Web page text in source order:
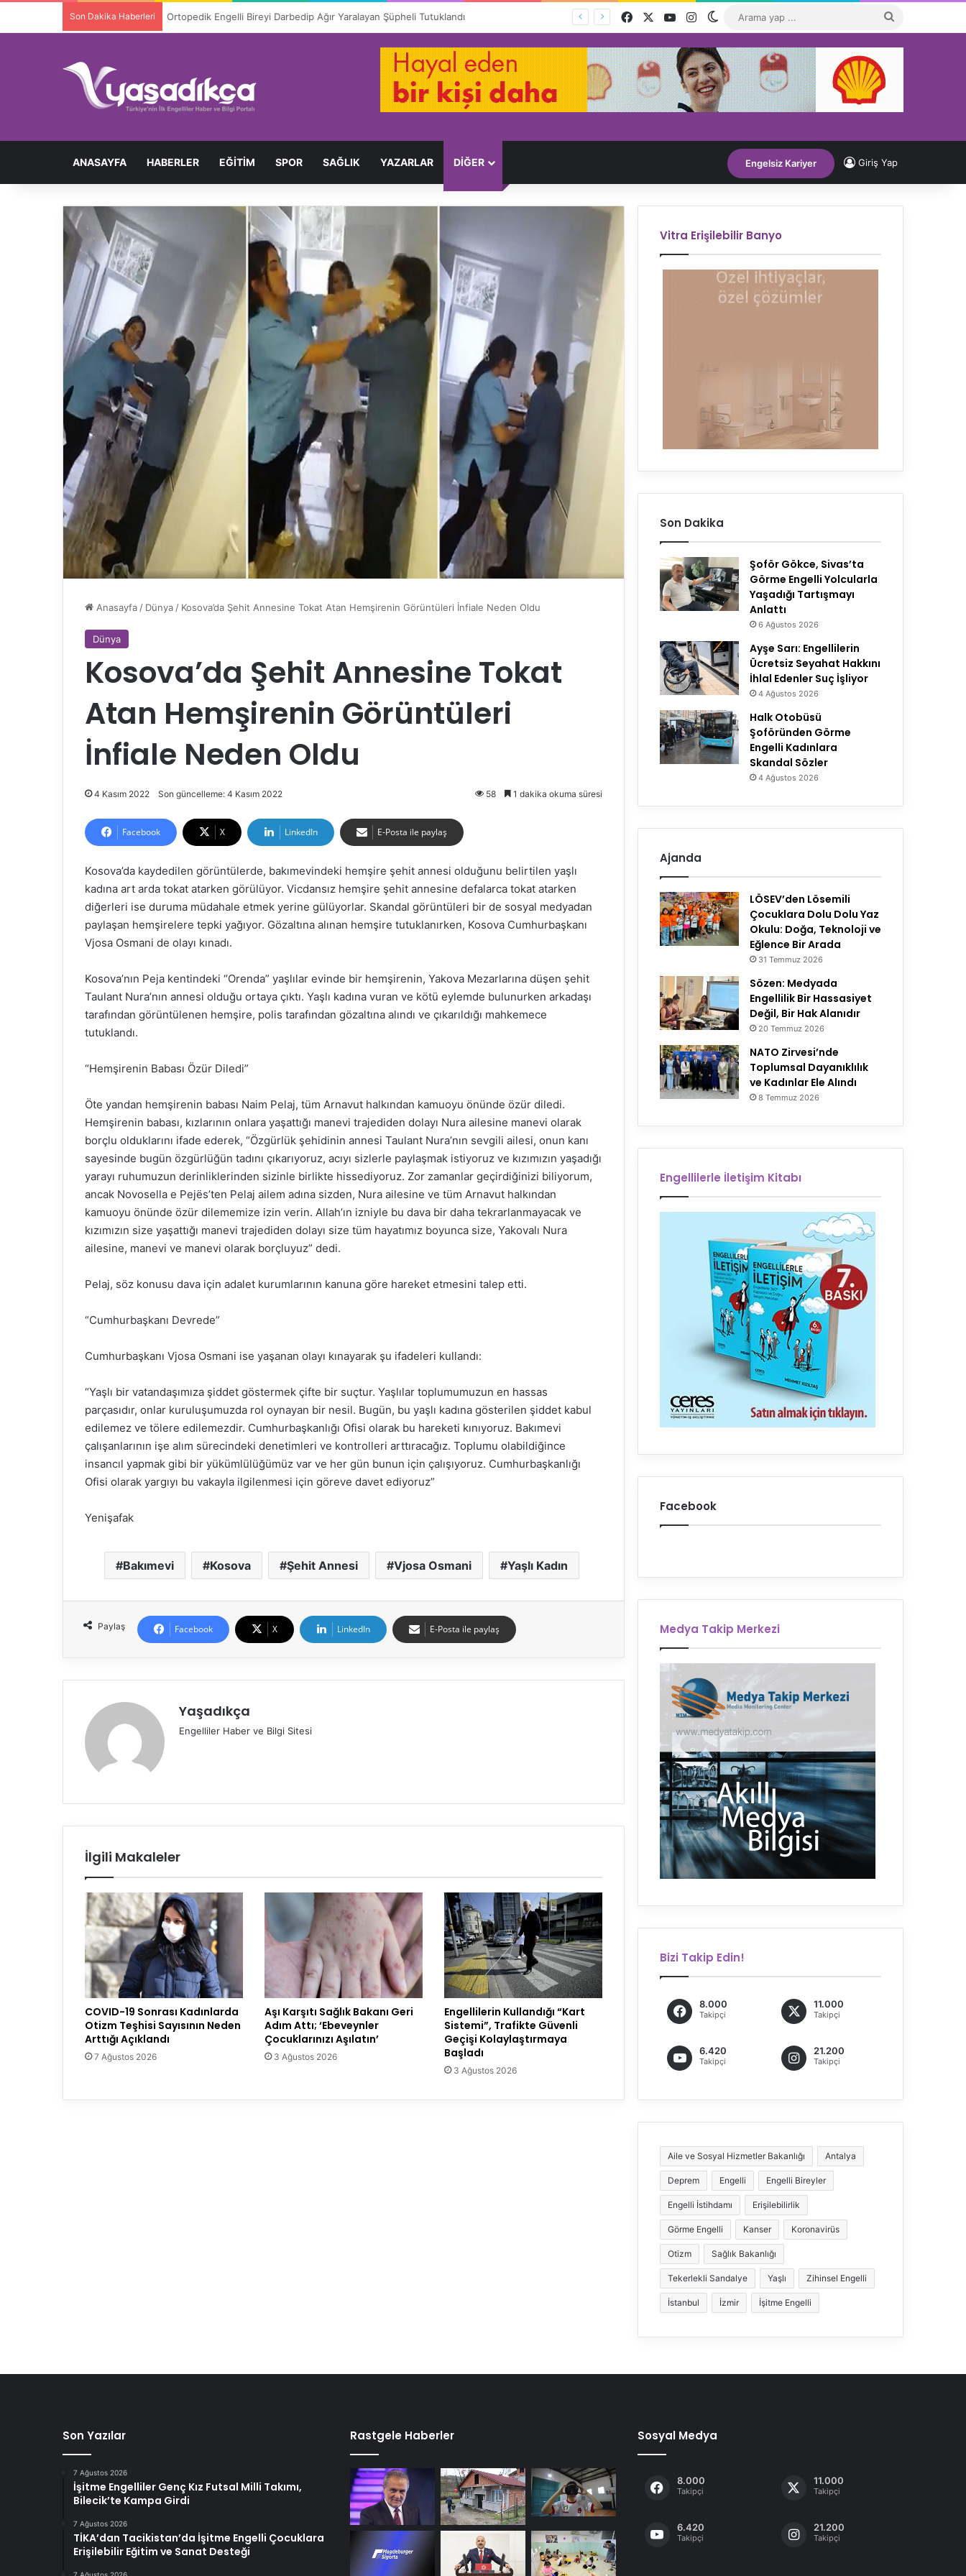
Son Dakika Haberleri Ortopedik Engelli Bireyi Darbedip Ağır Yaralayan Şüpheli Tutuklandı Facebook YouTubeInstagramDış görünümü değiştir
...
ANASAYFA HABERLER EĞITIM SPOR SAĞLIK YAZARLAR DİĞER Engelsiz Kariyer Giriş Yap
Anasayfa/ Dünya/ Kosova’da Şehit Annesine Tokat Atan Hemşirenin Görüntüleri İnfiale Neden Oldu
Dünya
Kosova’da Şehit Annesine Tokat
Atan Hemşirenin Görüntüleri
İnfiale Neden Oldu
4 Kasım 2022 Son güncelleme: 4 Kasım 2022 58 1 dakika okuma süresi
Facebook X LinkedIn E-Posta ile paylaş
Kosova’da kaydedilen görüntülerde, bakımevindeki hemşire şehit annesi olduğunu belirtilen yaşlı
kadına art arda tokat atarken görülüyor. Vicdansız hemşire şehit annesine defalarca tokat atarken
diğerleri ise duruma müdahale etmek yerine gülüyorlar. Skandal görüntüleri bir de sosyal medyadan
paylaşan hemşirelere tepki yağıyor. Gözaltına alınan hemşire tutuklanırken, Kosova Cumhurbaşkanı
Vjosa Osmani de olayı kınadı.
Kosova’nın Peja kentindeki “Orenda” yaşlılar evinde bir hemşirenin, Yakova Mezarlarına düşen şehit
Taulant Nura’nın annesi olduğu ortaya çıktı. Yaşlı kadına vuran ve kötü eylemde bulunurken arkadaşı
tarafından görüntülenen hemşire, polis tarafından gözaltına alındı ve çıkarıldığı mahkemece
tutuklandı.
“Hemşirenin Babası Özür Diledi”
Öte yandan hemşirenin babası Naim Pelaj, tüm Arnavut halkından kamuoyu önünde özür diledi.
Hemşirenin babası, kızlarının onlara yaşattığı manevi trajediden dolayı Nura ailesine manevi olarak
borçlu olduklarını ifade ederek, “Özgürlük şehidinin annesi Taulant Nura’nın sevgili ailesi, onun kanı
sayesinde bugün özgürlüğün tadını çıkarıyoruz, acıyı sizlerle paylaşmak istiyoruz ve kızımızın yaşadığı
yarayı ruhumuzun derinliklerinden sizinle birlikte hissediyoruz. Zor zamanlar geçirdiğinizi biliyorum,
ancak Novosella e Pejës’ten Pelaj ailem adına sizden, Nura ailesine ve tüm Arnavut halkından
kamuoyu önünde özür dilememize izin verin. Allah’ın izniyle bu dava bir daha tekrarlanmayacak ve
kızımızın size yaşattığı manevi trajediden dolayı size tüm hayatımız boyunca size, Yakovalı Nura
ailesine, manevi ve manevi olarak borçluyuz” dedi.
Pelaj, söz konusu dava için adalet kurumlarının kanuna göre hareket etmesini talep etti.
“Cumhurbaşkanı Devrede”
Cumhurbaşkanı Vjosa Osmani ise yaşanan olayı kınayarak şu ifadeleri kullandı:
“Yaşlı bir vatandaşımıza şiddet göstermek çifte bir suçtur. Yaşlılar toplumumuzun en hassas
parçasıdır, onlar kuruluşumuzda rol oynayan bir nesil. Bugün, bu yaşlı kadına gösterilen şiddet kabul
edilemez ve tölere edilemezdir. Cumhurbaşkanlığı Ofisi olarak bu hareketi kınıyoruz. Bakımevi
çalışanlarının işe alım sürecindeki denetimleri ve kontrolleri arttıracağız. Toplumu olabildiğince
insancıl yapmak gibi bir yükümlülüğümüz var ve her gün bunun için çalışıyoruz. Cumhurbaşkanlığı
Ofisi olarak yargıyı bu vakayla ilgilenmesi için göreve davet ediyoruz”
Yenişafak
Bakımevi Kosova Şehit Annesi Vjosa Osmani Yaşlı Kadın
Paylaş Facebook X LinkedIn E-Posta ile paylaş
Yaşadıkça
Engelliler Haber ve Bilgi Sitesi
İlgili Makaleler
COVID-19 Sonrası Kadınlarda
Otizm Teşhisi Sayısının Neden
Arttığı Açıklandı
7 Ağustos 2026
Aşı Karşıtı Sağlık Bakanı Geri
Adım Attı; ‘Ebeveynler
Çocuklarınızı Aşılatın’
3 Ağustos 2026
Engellilerin Kullandığı “Kart
Sistemi”, Trafikte Güvenli
Geçişi Kolaylaştırmaya
Başladı
3 Ağustos 2026
Vitra Erişilebilir Banyo
Son Dakika
Şoför Gökce, Sivas’ta
Görme Engelli Yolcularla
Yaşadığı Tartışmayı
Anlattı
6 Ağustos 2026
Ayşe Sarı: Engellilerin
Ücretsiz Seyahat Hakkını
İhlal Edenler Suç İşliyor
4 Ağustos 2026
Halk Otobüsü
Şoföründen Görme
Engelli Kadınlara
Skandal Sözler
4 Ağustos 2026
Ajanda
LÖSEV’den Lösemili
Çocuklara Dolu Dolu Yaz
Okulu: Doğa, Teknoloji ve
Eğlence Bir Arada
31 Temmuz 2026
Sözen: Medyada
Engellilik Bir Hassasiyet
Değil, Bir Hak Alanıdır
20 Temmuz 2026
NATO Zirvesi’nde
Toplumsal Dayanıklılık
ve Kadınlar Ele Alındı
8 Temmuz 2026
Engellilerle İletişim Kitabı
Facebook
Medya Takip Merkezi
Bizi Takip Edin!
8.000
Takipçi
11.000
Takipçi
6.420
Takipçi
21.200
Takipçi
Aile ve Sosyal Hizmetler Bakanlığı Antalya
Deprem Engelli Engelli Bireyler
Engelli İstihdamı Erişilebilirlik
Görme Engelli Kanser Koronavirüs
Otizm Sağlık Bakanlığı
Tekerlekli Sandalye Yaşlı Zihinsel Engelli
İstanbul İzmir İşitme Engelli
Son Yazılar
7 Ağustos 2026
İşitme Engelliler Genç Kız Futsal Milli Takımı,
Bilecik’te Kampa Girdi
7 Ağustos 2026
TİKA’dan Tacikistan’da İşitme Engelli Çocuklara
Erişilebilir Eğitim ve Sanat Desteği
Rastgele Haberler Sosyal Medya
8.000
Takipçi
11.000
Takipçi
6.420
Takipçi
21.200
Takipçi